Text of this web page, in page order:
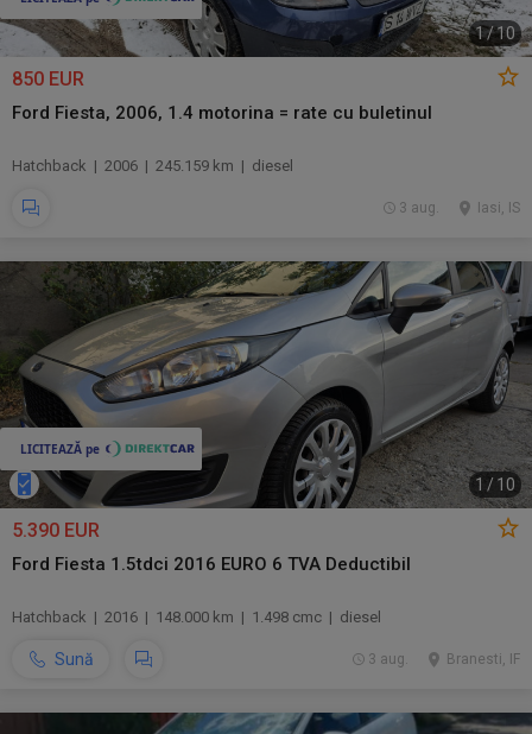
1/10
850 EUR
Ford Fiesta, 2006, 1.4 motorina = rate cu buletinul
Hatchback | 2006 | 245.159 km | diesel
Iasi, IS
3 aug.
1 / 10
5.390 EUR
Ford Fiesta 1.5tdci 2016 EURO 6 TVA Deductibil
Hatchback | 2016 | 148.000 km | 1.498 cmc | diesel
Sună Branesti, IF
3 aug.